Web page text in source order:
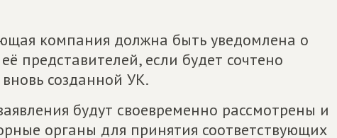
компания должна быть уведомлена о
представителей, если будет сочтено
созданной УК.
будут своевременно рассмотрены и
органы для принятия соответствующих